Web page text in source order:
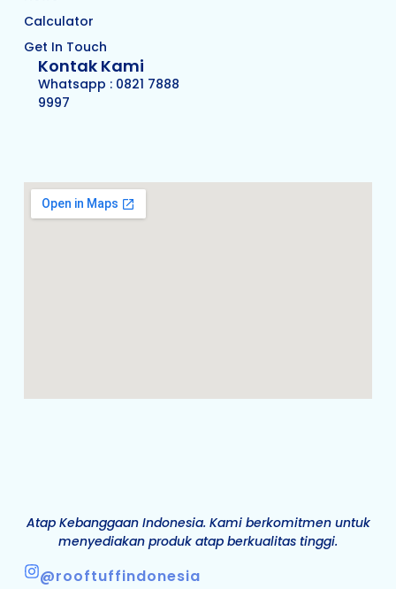
Atap Kebanggaan Indonesia. Kami berkomitmen untuk
menyediakan produk atap berkualitas tinggi.
@rooftuffindonesia
Calculator
Get In Touch
Kontak Kami
Whatsapp : 0821 7888
9997